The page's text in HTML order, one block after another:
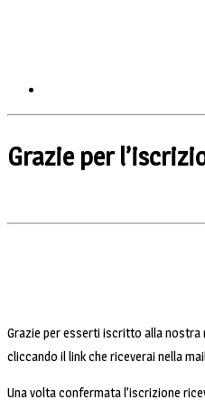
Grazie per
Grazie per esserti iscritto alla nostra
cliccando il link che riceverai nella
Una volta confermata l’iscrizione